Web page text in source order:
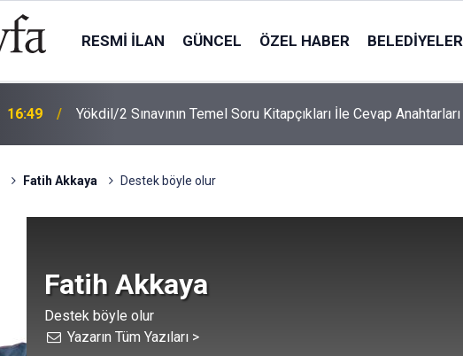
RESMI İLAN GÜNCEL ÖZEL HABER BELEDIYELER
16:30 Sincan Belediyesi’nden davet: Haydi hanımlar konaklara
Fatih Akkaya Destek böyle olur
Fatih Akkaya
Destek böyle olur
Yazarın Tüm Yazıları >